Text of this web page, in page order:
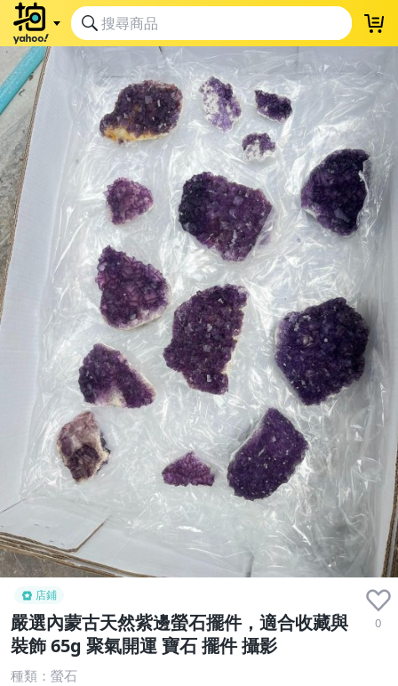
店鋪
嚴選內蒙古天然紫邊螢石擺件，適合收藏與
裝飾 65g 聚氣開運 寶石 擺件 攝影
0
種類：螢石